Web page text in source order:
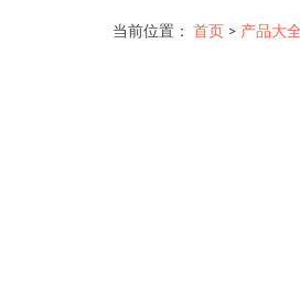
当前位置： 首页 > 产品大全